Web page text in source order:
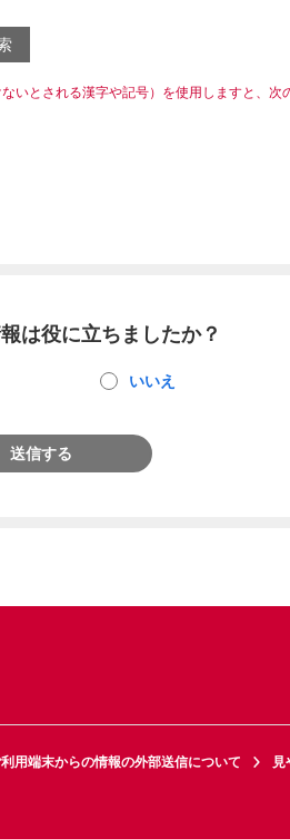
いとされる漢字や記号）を使用しますと、次
は役に立ちましたか？
いいえ
送信する
用端末からの情報の外部送信について
見